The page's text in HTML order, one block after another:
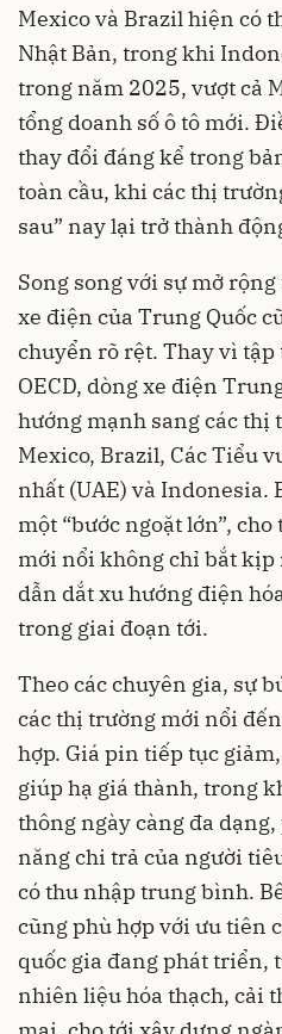
Mexico và Brazil hiện có
Nhật Bản, trong khi
trong năm 2025, vượt cả
tổng doanh số ô tô mới.
thay đổi đáng kể trong
toàn cầu, khi các thị
sau” nay lại trở thành
Song song với sự mở
xe điện của Trung Quốc
chuyển rõ rệt. Thay vì tập
OECD, dòng xe điện
hướng mạnh sang các
Mexico, Brazil, Các Tiểu
nhất (UAE) và Indonesia.
một “bước ngoặt lớn”,
mới nổi không chỉ bắt kịp
dẫn dắt xu hướng điện
trong giai đoạn tới.
Theo các chuyên gia, sự
các thị trường mới nổi
hợp. Giá pin tiếp tục
giúp hạ giá thành, trong
thông ngày càng đa
năng chi trả của người
có thu nhập trung bình.
cũng phù hợp với ưu tiên
quốc gia đang phát triển,
nhiên liệu hóa thạch, cải